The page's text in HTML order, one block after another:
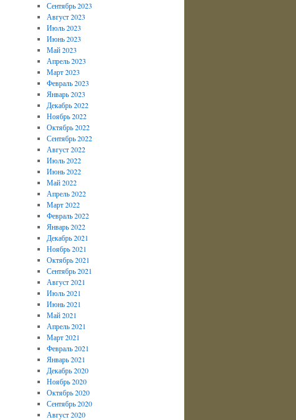
Сентябрь 2023
Август 2023
Июль 2023
Июнь 2023
Май 2023
Апрель 2023
Март 2023
Февраль 2023
Январь 2023
Декабрь 2022
Ноябрь 2022
Октябрь 2022
Сентябрь 2022
Август 2022
Июль 2022
Июнь 2022
Май 2022
Апрель 2022
Март 2022
Февраль 2022
Январь 2022
Декабрь 2021
Ноябрь 2021
Октябрь 2021
Сентябрь 2021
Август 2021
Июль 2021
Июнь 2021
Май 2021
Апрель 2021
Март 2021
Февраль 2021
Январь 2021
Декабрь 2020
Ноябрь 2020
Октябрь 2020
Сентябрь 2020
Август 2020